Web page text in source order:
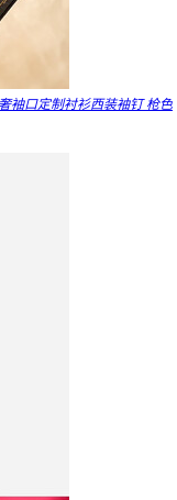
袖口定制衬衫西装袖钉 枪色